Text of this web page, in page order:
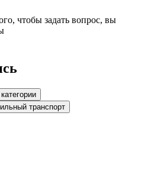
чтобы задать вопрос, вы
транспорт